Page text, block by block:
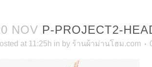
NOV P-PROJECT2-
at 11:25h in by ร้านผ้าม่านโฮม.com